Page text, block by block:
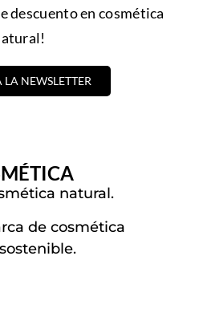
descuento en cosmética
NEWSLETTER
natural.
de cosmética